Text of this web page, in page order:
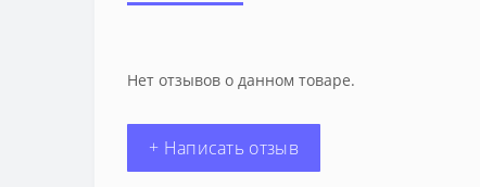
Нет отзывов о данном товаре.
+ Написать отзыв